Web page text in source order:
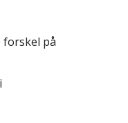
forskel på